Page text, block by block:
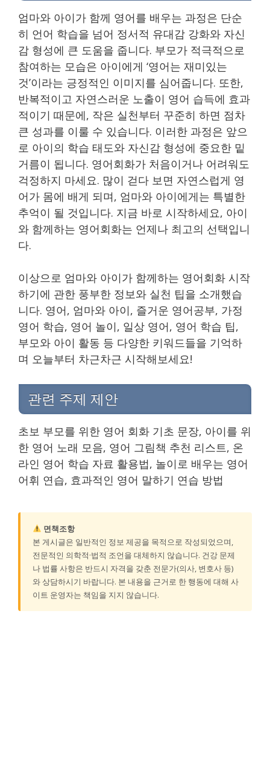
엄마와 아이가 함께 영어를 배우는 과정은 단순
히 언어 학습을 넘어 정서적 유대감 강화와 자신
감 형성에 큰 도움을 줍니다. 부모가 적극적으로
참여하는 모습은 아이에게 ‘영어는 재미있는
것’이라는 긍정적인 이미지를 심어줍니다. 또한,
반복적이고 자연스러운 노출이 영어 습득에 효과
적이기 때문에, 작은 실천부터 꾸준히 하면 점차
큰 성과를 이룰 수 있습니다. 이러한 과정은 앞으
로 아이의 학습 태도와 자신감 형성에 중요한 밑
거름이 됩니다. 영어회화가 처음이거나 어려워도
걱정하지 마세요. 많이 걷다 보면 자연스럽게 영
어가 몸에 배게 되며, 엄마와 아이에게는 특별한
추억이 될 것입니다. 지금 바로 시작하세요, 아이
와 함께하는 영어회화는 언제나 최고의 선택입니
다.
이상으로 엄마와 아이가 함께하는 영어회화 시작
하기에 관한 풍부한 정보와 실천 팁을 소개했습
니다. 영어, 엄마와 아이, 즐거운 영어공부, 가정
영어 학습, 영어 놀이, 일상 영어, 영어 학습 팁,
부모와 아이 활동 등 다양한 키워드들을 기억하
며 오늘부터 차근차근 시작해보세요!
관련 주제 제안
초보 부모를 위한 영어 회화 기초 문장, 아이를 위
한 영어 노래 모음, 영어 그림책 추천 리스트, 온
라인 영어 학습 자료 활용법, 놀이로 배우는 영어
어휘 연습, 효과적인 영어 말하기 연습 방법
면책조항
본 게시글은 일반적인 정보 제공을 목적으로 작성되었으며,
전문적인 의학적·법적 조언을 대체하지 않습니다. 건강 문제
나 법률 사항은 반드시 자격을 갖춘 전문가(의사, 변호사 등)
와 상담하시기 바랍니다. 본 내용을 근거로 한 행동에 대해 사
이트 운영자는 책임을 지지 않습니다.